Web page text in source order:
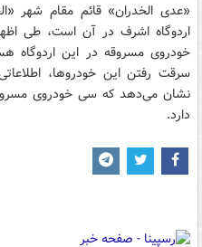
«عدی الخدران» قائم مقام شهر
خودروی مسروقه در این اردوگاه
سرقت رفتن این خودروها،
نشان می‌دهد که سی خودروی
دارد.